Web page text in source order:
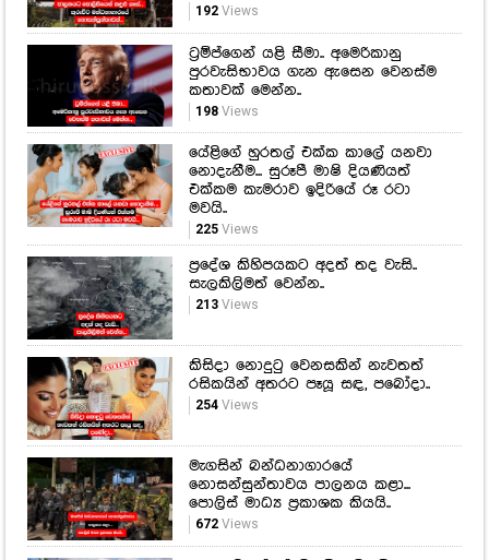
192Views
ට්‍රම්ප්ගෙන් යළි සීමා.. අමෙරිකානු
පුරවැසිභාවය ගැන ඇසෙන වෙනස්ම
කතාවක් මෙන්න..
198Views
යේළිගේ හුරතල් එක්ක කාලේ යනවා
නොදැනීම... සුරූපී මාෂි දියණියත්
එක්කම කැමරාව ඉදිරියේ රූ රටා
මවයි..
225Views
ප්‍රදේශ කිහිපයකට අදත් තද වැසි..
සැලකිලිමත් වෙන්න..
213Views
කිසිදා නොදුටු වෙනසකින් නැවතත්
රසිකයින් අතරට පෑයූ සඳ, පබෝදා..
254Views
මැගසින් බන්ධනාගාරයේ
නොසන්සුන්තාවය පාලනය කළා...
පොලිස් මාධ්‍ය ප්‍රකාශක කියයි..
672Views